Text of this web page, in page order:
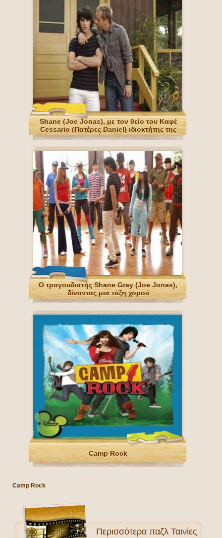
Shane (Joe Jonas), με τον θείο του Καφέ
Cessario (Πατέρες Daniel) ιδιοκτήτης της
κατασκήνωσης Rock
Ο τραγουδιστής Shane Gray (Joe Jonas),
δίνοντας μια τάξη χορού
Camp Rock
Camp Rock
Περισσότερα παζλ Ταινίες